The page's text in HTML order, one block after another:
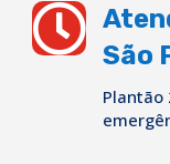
 São
Plantão